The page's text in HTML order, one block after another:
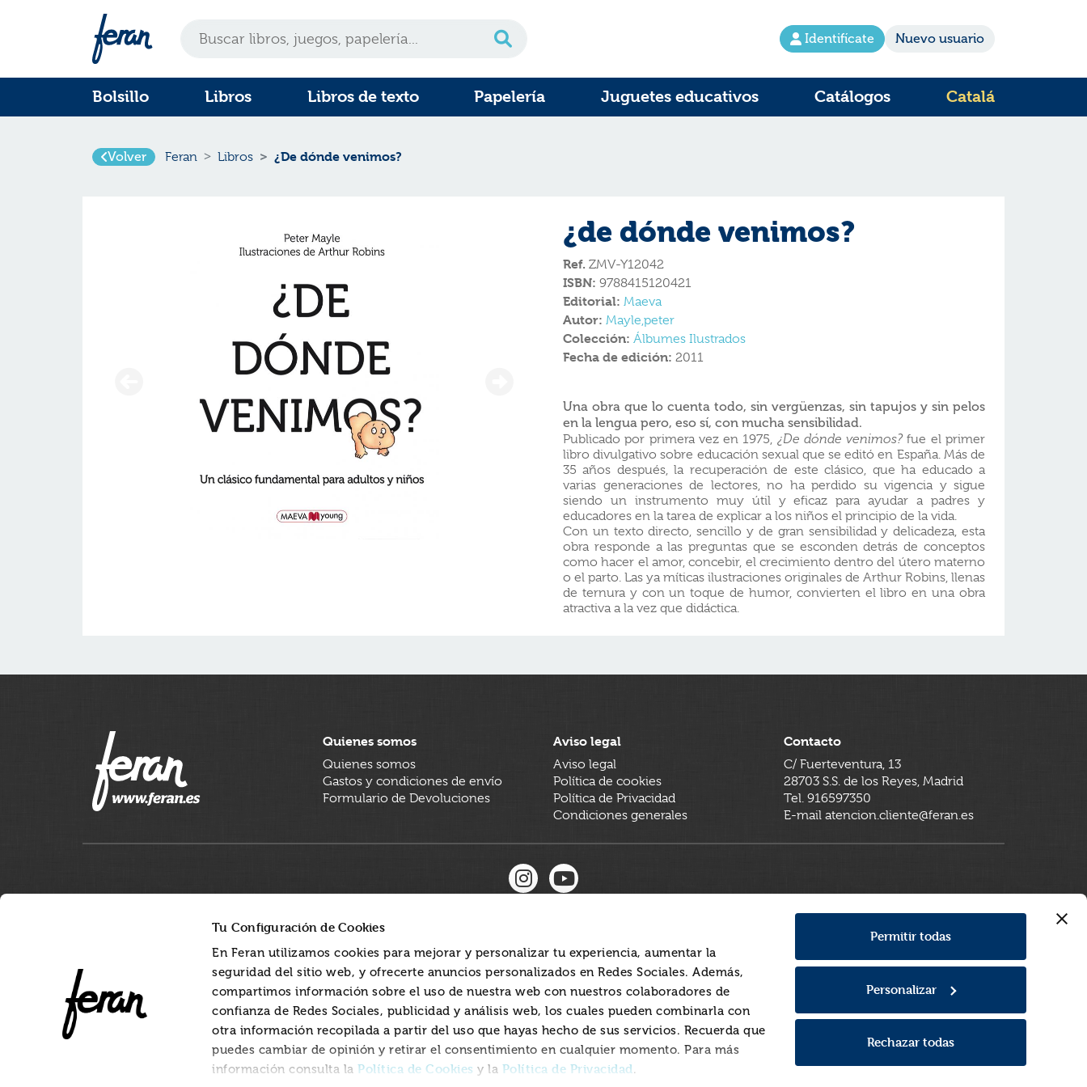
Tu Configuración de Cookies
En Feran utilizamos cookies para mejorar y personalizar tu experiencia, aumentar la
seguridad del sitio web, y ofrecerte anuncios personalizados en Redes Sociales. Además,
compartimos información sobre el uso de nuestra web con nuestros colaboradores de
confianza de Redes Sociales, publicidad y análisis web, los cuales pueden combinarla con
otra información recopilada a partir del uso que hayas hecho de sus servicios. Recuerda que
puedes cambiar de opinión y retirar el consentimiento en cualquier momento. Para más
información consulta laPolítica de Cookies y la Política de Privacidad.
Permitir todas
Personalizar
Rechazar todas
Identifícate Nuevo usuario
Bolsillo Libros Libros de texto Papelería Juguetes educativos Catálogos Catalá
Volver Feran Libros ¿De dónde venimos?
¿de dónde venimos?
Ref. ZMV-Y12042
ISBN: 9788415120421
Editorial: Maeva
Autor: Mayle,peter
Colección: Álbumes Ilustrados
Fecha de edición: 2011
Una obra que lo cuenta todo, sin vergüenzas, sin tapujos y sin pelos
en la lengua pero, eso sí, con mucha sensibilidad.
Publicado por primera vez en 1975, ¿De dónde venimos?fue el primer
libro divulgativo sobre educación sexual que se editó en España. Más de
35 años después, la recuperación de este clásico, que ha educado a
varias generaciones de lectores, no ha perdido su vigencia y sigue
siendo un instrumento muy útil y eficaz para ayudar a padres y
educadores en la tarea de explicar a los niños el principio de la vida.
Con un texto directo, sencillo y de gran sensibilidad y delicadeza, esta
obra responde a las preguntas que se esconden detrás de conceptos
como hacer el amor, concebir, el crecimiento dentro del útero materno
o el parto. Las ya míticas ilustraciones originales de Arthur Robins, llenas
de ternura y con un toque de humor, convierten el libro en una obra
atractiva a la vez que didáctica.
Quienes somos
Quienes somos
Gastos y condiciones de envío
Formulario de Devoluciones
Aviso legal
Aviso legal
Política de cookies
Política de Privacidad
Condiciones generales
Contacto
C/ Fuerteventura, 13
28703 S.S. de los Reyes, Madrid
Tel. 916597350
E-mail atencion.cliente@feran.es